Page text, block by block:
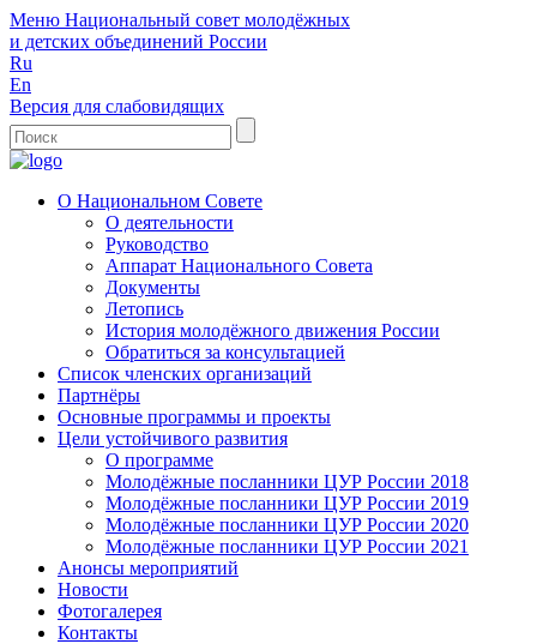
Меню Национальный совет молодёжных
и детских объединений России
Ru
En
Версия для слабовидящих
О Национальном Совете
О деятельности
Руководство
Аппарат Национального Совета
Документы
Летопись
История молодёжного движения России
Обратиться за консультацией
Список членских организаций
Партнёры
Основные программы и проекты
Цели устойчивого развития
О программе
Молодёжные посланники ЦУР России 2018
Молодёжные посланники ЦУР России 2019
Молодёжные посланники ЦУР России 2020
Молодёжные посланники ЦУР России 2021
Анонсы мероприятий
Новости
Фотогалерея
Контакты